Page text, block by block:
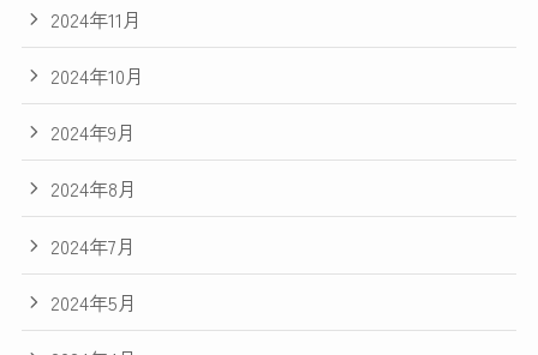
2024年11月
2024年10月
2024年9月
2024年8月
2024年7月
2024年5月